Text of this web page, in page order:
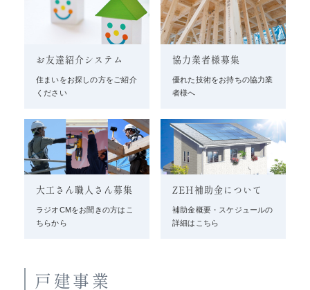
お友達紹介システム
住まいをお探しの方をご紹介
ください
協力業者様募集
優れた技術をお持ちの協力業
者様へ
大工さん職人さん募集
ラジオCMをお聞きの方はこ
ちらから
ZEH補助金について
補助金概要・スケジュールの
詳細はこちら
戸建事業